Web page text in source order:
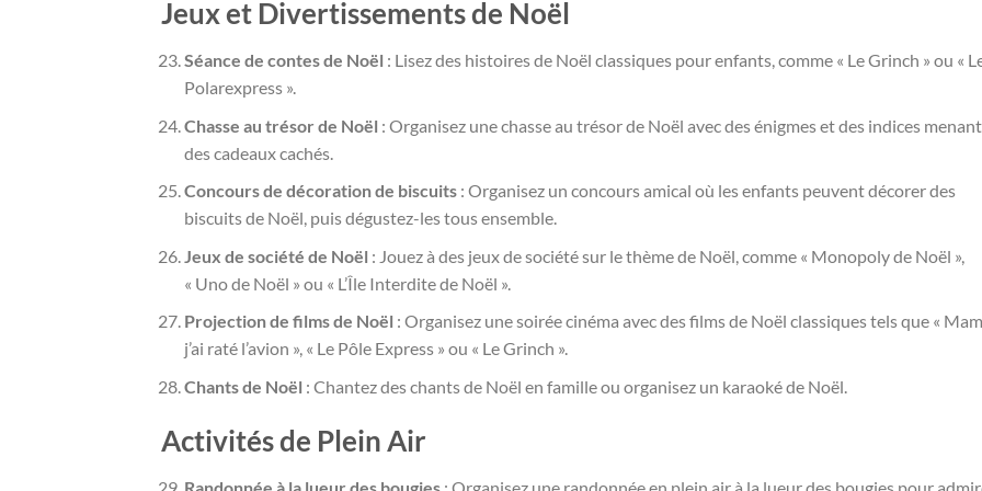
Jeux et Divertissements de Noël
Séance de contes de Noël : Lisez des histoires de Noël classiques pour enfants, comme « Le Grinch » ou «
Polarexpress ».
Chasse au trésor de Noël : Organisez une chasse au trésor de Noël avec des énigmes et des indices
des cadeaux cachés.
Concours de décoration de biscuits: Organisez un concours amical où les enfants peuvent décorer des
biscuits de Noël, puis dégustez-les tous ensemble.
Jeux de société de Noël : Jouez à des jeux de société sur le thème de Noël, comme « Monopoly de Noël »,
« Uno de Noël » ou « L’Île Interdite de Noël ».
Projection de films de Noël : Organisez une soirée cinéma avec des films de Noël classiques tels que «
j’ai raté l’avion », « Le Pôle Express » ou « Le Grinch ».
Chants de Noël : Chantez des chants de Noël en famille ou organisez un karaoké de Noël.
Activités de Plein Air
Randonnée à la lueur des bougies : Organisez une randonnée en plein air à la lueur des bougies pour